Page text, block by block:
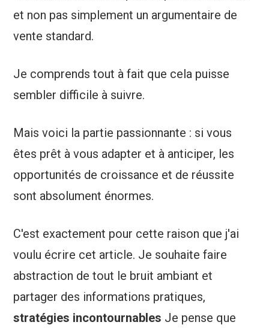
et non pas simplement un argumentaire de
vente standard.
Je comprends tout à fait que cela puisse
sembler difficile à suivre.
Mais voici la partie passionnante : si vous
êtes prêt à vous adapter et à anticiper, les
opportunités de croissance et de réussite
sont absolument énormes.
C'est exactement pour cette raison que j'ai
voulu écrire cet article. Je souhaite faire
abstraction de tout le bruit ambiant et
partager des informations pratiques,
stratégies incontournables Je pense que